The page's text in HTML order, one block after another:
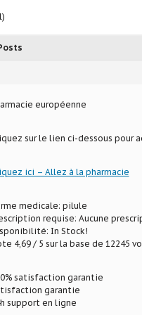
européenne
sur le lien ci-dessous pour
ici – Allez à la pharmacie
medicale: pilule
requise: Aucune
In Stock!
4,69 / 5 sur la base de 12245
satisfaction garantie
garantie
support en ligne